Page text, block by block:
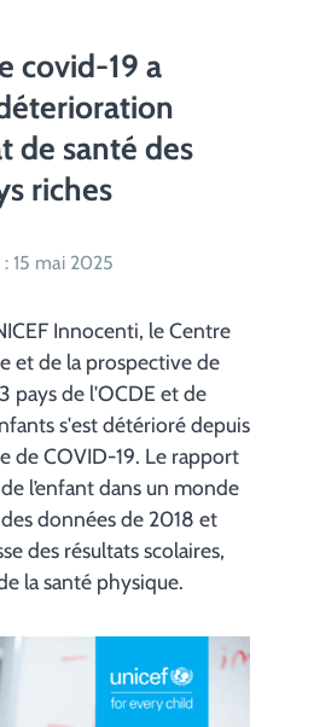
covid-19 a
de santé des
riches
15 mai 2025
Innocenti, le Centre
et de la prospective de
pays de l'OCDE et de
s'est détérioré depuis
de COVID-19. Le rapport
l’enfant dans un monde
données de 2018 et
des résultats scolaires,
la santé physique.